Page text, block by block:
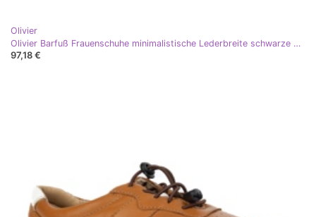
Olivier
Olivier Barfuß Frauenschuhe minimalistische Lederbreite schwarze Arie
97,18 €